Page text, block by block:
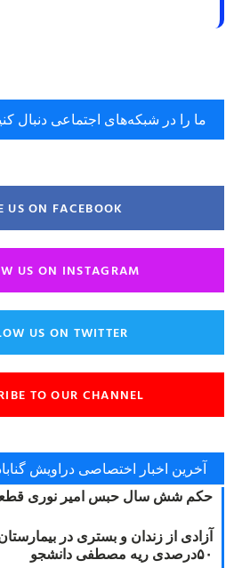
ما را در شبکه‌های اجتماعی دنبال
US ON FACEBOOK
US ON INSTAGRAM
US ON TWITTER
TO OUR CHANNEL
آخرین اخبار اختصاصی دراویش
حکم شش سال حبس امیر نوری
آزادی از زندان و بستری در
۵۰درصدی ریه مصطفی دانشجو